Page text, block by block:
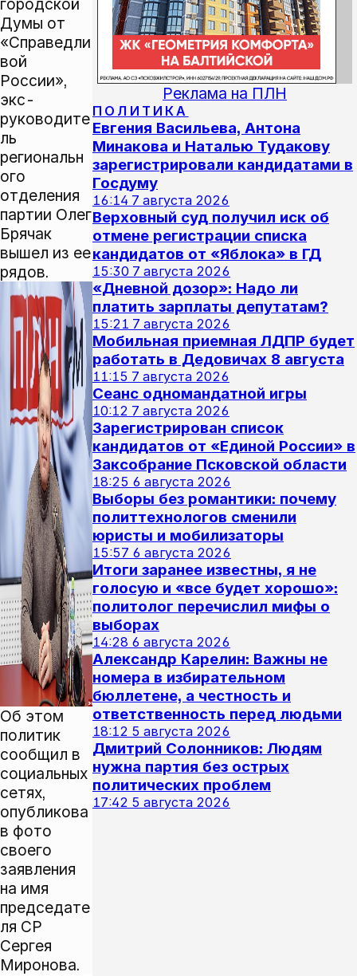
городской
Думы от
«Справедли
вой
России»,
экс-
руководите
ль
региональн
ого
отделения
партии Олег
Брячак
вышел из ее
рядов.
Об этом
политик
сообщил в
социальных
сетях,
опубликова
в фото
своего
заявления
на имя
председате
ля СР
Сергея
Миронова.
Реклама на ПЛН
ПОЛИТИКА
Евгения Васильева, Антона
Минакова и Наталью Тудакову
зарегистрировали кандидатами в
Госдуму
16:14 7 августа 2026
Верховный суд получил иск об
отмене регистрации списка
кандидатов от «Яблока» в ГД
15:30 7 августа 2026
«Дневной дозор»: Надо ли
платить зарплаты депутатам?
15:21 7 августа 2026
Мобильная приемная ЛДПР будет
работать в Дедовичах 8 августа
11:15 7 августа 2026
Сеанс одномандатной игры
10:12 7 августа 2026
Зарегистрирован список
кандидатов от «Единой России» в
Заксобрание Псковской области
18:25 6 августа 2026
Выборы без романтики: почему
политтехнологов сменили
юристы и мобилизаторы
15:57 6 августа 2026
Итоги заранее известны, я не
голосую и «все будет хорошо»:
политолог перечислил мифы о
выборах
14:28 6 августа 2026
Александр Карелин: Важны не
номера в избирательном
бюллетене, а честность и
ответственность перед людьми
18:12 5 августа 2026
Дмитрий Солонников: Людям
нужна партия без острых
политических проблем
17:42 5 августа 2026